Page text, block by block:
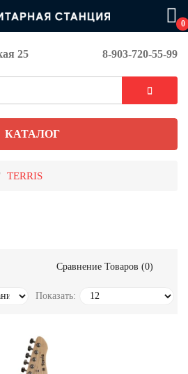
0
25 8-903-720-55-99
КАТАЛОГ
TERRIS
Сравнение Товаров (0)
Показать: